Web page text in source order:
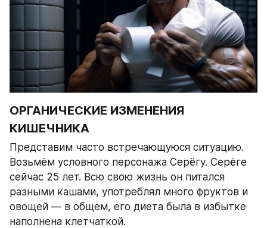
ОРГАНИЧЕСКИЕ ИЗМЕНЕНИЯ
КИШЕЧНИКА
Представим часто встречающуюся ситуацию.
Возьмём условного персонажа Серёгу. Серёге
сейчас 25 лет. Всю свою жизнь он питался
разными кашами, употреблял много фруктов и
овощей — в общем, его диета была в избытке
наполнена клетчаткой.